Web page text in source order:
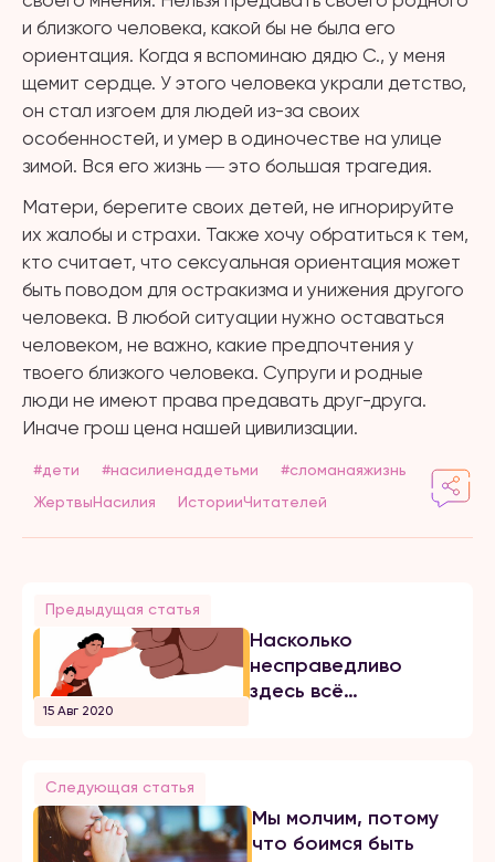
и близкого человека, какой бы не была его
ориентация. Когда я вспоминаю дядю С., у меня
щемит сердце. У этого человека украли детство,
он стал изгоем для людей из-за своих
особенностей, и умер в одиночестве на улице
зимой. Вся его жизнь ― это большая трагедия.
Матери, берегите своих детей, не игнорируйте
их жалобы и страхи. Также хочу обратиться к тем,
кто считает, что сексуальная ориентация может
быть поводом для остракизма и унижения другого
человека. В любой ситуации нужно оставаться
человеком, не важно, какие предпочтения у
твоего близкого человека. Супруги и родные
люди не имеют права предавать друг-друга.
Иначе грош цена нашей цивилизации.
#дети #насилиенаддетьми
#сломанаяжизнь
ЖертвыНасилия
ИсторииЧитателей
Предыдущая статья
15 Авг 2020
Насколько
несправедливо
здесь всё
Следующая статья
Мы молчим, потому
что боимся быть